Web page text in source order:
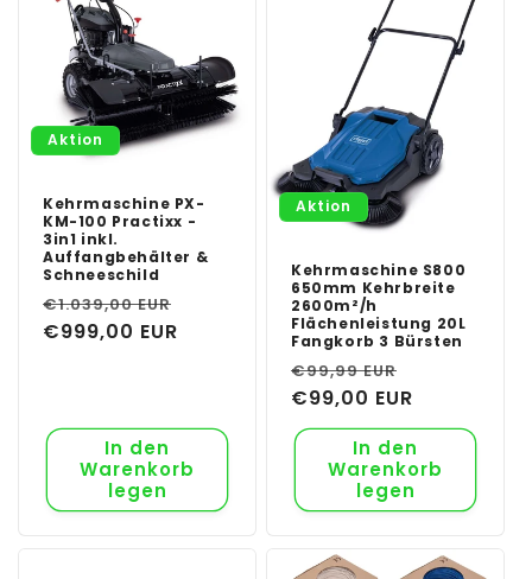
Aktion
Kehrmaschine PX-
KM-100 Practixx -
3in1 inkl.
Auffangbehälter &
Schneeschild
Normaler
Preis
€1.039,00 EUR
Verkaufspreis
€999,00 EUR
In den
Warenkorb
legen
Aktion
Kehrmaschine S800
650mm Kehrbreite
2600m²/h
Flächenleistung 20L
Fangkorb 3 Bürsten
Normaler
Preis
€99,99 EUR
€99,00 EUR
In den
Warenkorb
legen